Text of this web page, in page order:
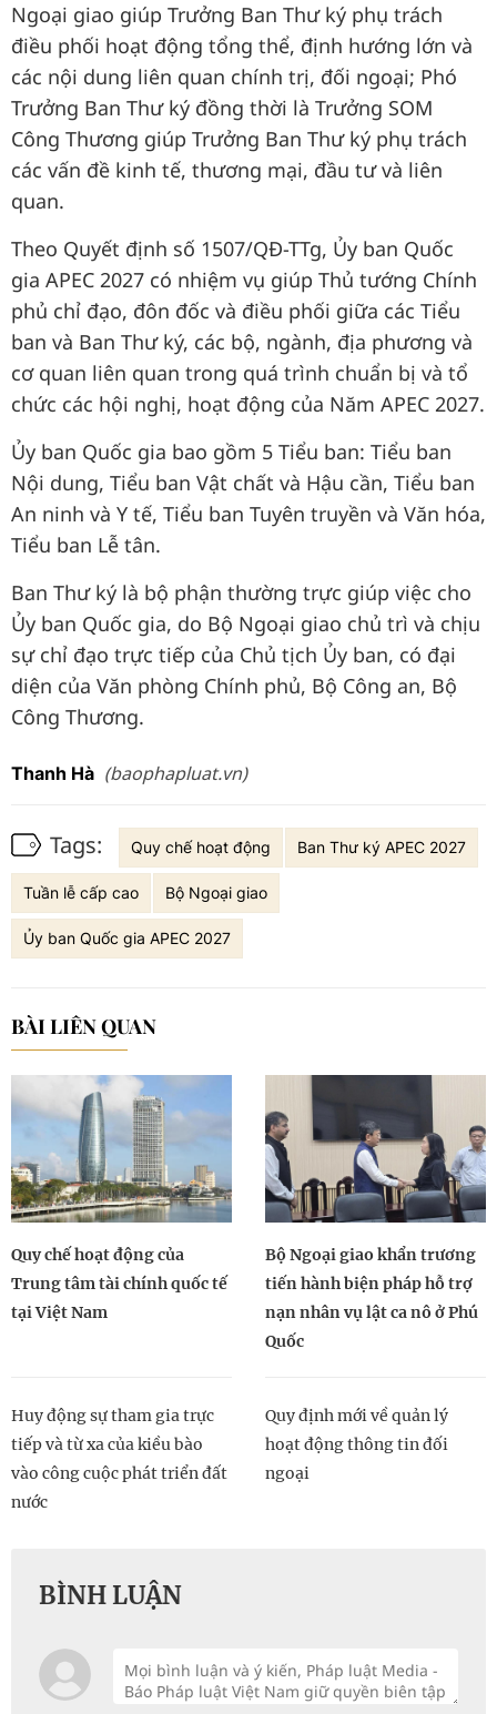
Ngoại giao giúp Trưởng Ban Thư ký phụ trách
điều phối hoạt động tổng thể, định hướng lớn và
các nội dung liên quan chính trị, đối ngoại; Phó
Trưởng Ban Thư ký đồng thời là Trưởng SOM
Công Thương giúp Trưởng Ban Thư ký phụ trách
các vấn đề kinh tế, thương mại, đầu tư và liên
quan.
Theo Quyết định số 1507/QĐ-TTg, Ủy ban Quốc
gia APEC 2027 có nhiệm vụ giúp Thủ tướng Chính
phủ chỉ đạo, đôn đốc và điều phối giữa các Tiểu
ban và Ban Thư ký, các bộ, ngành, địa phương và
cơ quan liên quan trong quá trình chuẩn bị và tổ
chức các hội nghị, hoạt động của Năm APEC 2027.
Ủy ban Quốc gia bao gồm 5 Tiểu ban: Tiểu ban
Nội dung, Tiểu ban Vật chất và Hậu cần, Tiểu ban
An ninh và Y tế, Tiểu ban Tuyên truyền và Văn hóa,
Tiểu ban Lễ tân.
Ban Thư ký là bộ phận thường trực giúp việc cho
Ủy ban Quốc gia, do Bộ Ngoại giao chủ trì và chịu
sự chỉ đạo trực tiếp của Chủ tịch Ủy ban, có đại
diện của Văn phòng Chính phủ, Bộ Công an, Bộ
Công Thương.
Thanh Hà (baophapluat.vn)
Tags: Quy chế hoạt động Ban Thư ký APEC 2027
Tuần lễ cấp cao Bộ Ngoại giao
Ủy ban Quốc gia APEC 2027
BÀI LIÊN QUAN
Quy chế hoạt động của
Trung tâm tài chính quốc tế
tại Việt Nam
Bộ Ngoại giao khẩn trương
tiến hành biện pháp hỗ trợ
nạn nhân vụ lật ca nô ở Phú
Quốc
Huy động sự tham gia trực
tiếp và từ xa của kiều bào
vào công cuộc phát triển đất
nước
Quy định mới về quản lý
hoạt động thông tin đối
ngoại
BÌNH LUẬN